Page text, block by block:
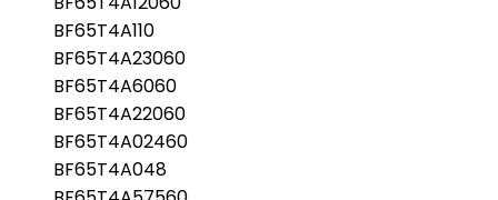
BF65T4A110
BF65T4A23060
BF65T4A6060
BF65T4A22060
BF65T4A02460
BF65T4A048